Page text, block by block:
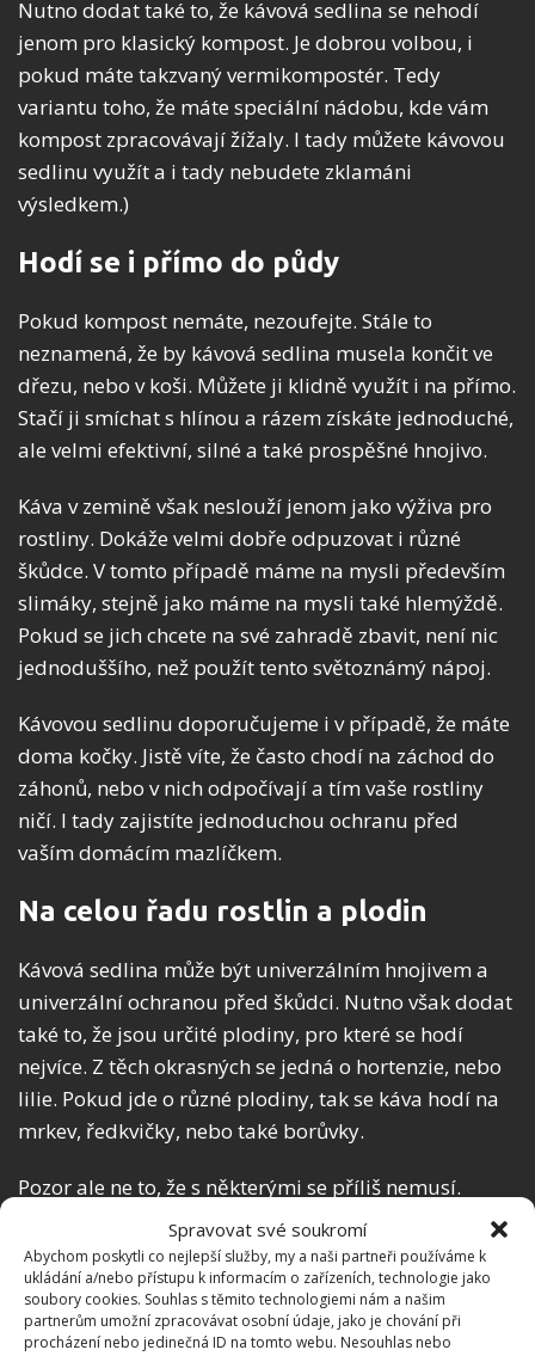
Spravovat své soukromí
Abychom poskytli co nejlepší služby, my a naši partneři používáme k
ukládání a/nebo přístupu k informacím o zařízeních, technologie jako
soubory cookies. Souhlas s těmito technologiemi nám a našim
partnerům umožní zpracovávat osobní údaje, jako je chování při
procházení nebo jedinečná ID na tomto webu. Nesouhlas nebo
Nutno dodat také to, že kávová sedlina se nehodí
jenom pro klasický kompost. Je dobrou volbou, i
pokud máte takzvaný vermikompostér. Tedy
variantu toho, že máte speciální nádobu, kde vám
kompost zpracovávají žížaly. I tady můžete kávovou
sedlinu využít a i tady nebudete zklamáni
výsledkem.)
Hodí se i přímo do půdy
Pokud kompost nemáte, nezoufejte. Stále to
neznamená, že by kávová sedlina musela končit ve
dřezu, nebo v koši. Můžete ji klidně využít i na přímo.
Stačí ji smíchat s hlínou a rázem získáte jednoduché,
ale velmi efektivní, silné a také prospěšné hnojivo.
Káva v zemině však neslouží jenom jako výživa pro
rostliny. Dokáže velmi dobře odpuzovat i různé
škůdce. V tomto případě máme na mysli především
slimáky, stejně jako máme na mysli také hlemýždě.
Pokud se jich chcete na své zahradě zbavit, není nic
jednoduššího, než použít tento světoznámý nápoj.
Kávovou sedlinu doporučujeme i v případě, že máte
doma kočky. Jistě víte, že často chodí na záchod do
záhonů, nebo v nich odpočívají a tím vaše rostliny
ničí. I tady zajistíte jednoduchou ochranu před
vaším domácím mazlíčkem.
Na celou řadu rostlin a plodin
Kávová sedlina může být univerzálním hnojivem a
univerzální ochranou před škůdci. Nutno však dodat
také to, že jsou určité plodiny, pro které se hodí
nejvíce. Z těch okrasných se jedná o hortenzie, nebo
lilie. Pokud jde o různé plodiny, tak se káva hodí na
mrkev, ředkvičky, nebo také borůvky.
Pozor ale ne to, že s některými se příliš nemusí.
Jedná se třeba o různé druhy plevelů, což je
v případě vašeho zahrádkaření dobrá zpráva. Tou
špatnou naopak je, že káva se příliš nehodí na
rajčata. Tady proto pozor. Máme však na mysli
použití na přímo. Když bude předtím v kompostu,